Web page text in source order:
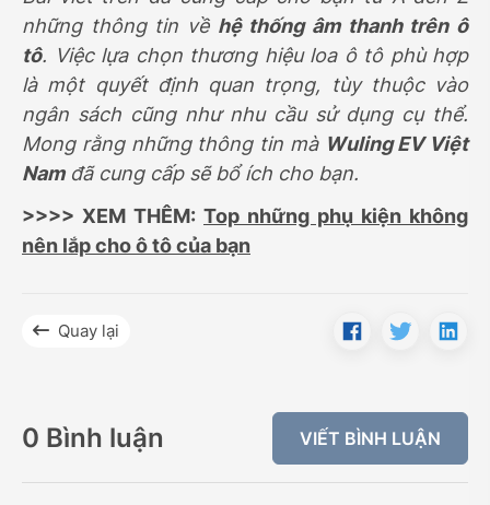
những thông tin về hệ thống âm thanh trên ô
tô. Việc lựa chọn thương hiệu loa ô tô phù hợp
là một quyết định quan trọng, tùy thuộc vào
ngân sách cũng như nhu cầu sử dụng cụ thể.
Mong rằng những thông tin mà Wuling EV Việt
Namđã cung cấp sẽ bổ ích cho bạn.
>>>> XEM THÊM: Top những phụ kiện không
nên lắp cho ô tô của bạn
Quay lại
0 Bình luận VIẾT BÌNH LUẬN